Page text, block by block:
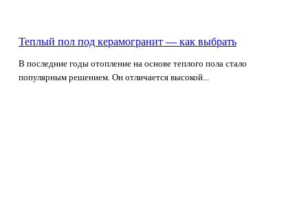
Теплый пол под керамогранит — как выбрать
В последние годы отопление на основе теплого пола стало
популярным решением. Он отличается высокой...